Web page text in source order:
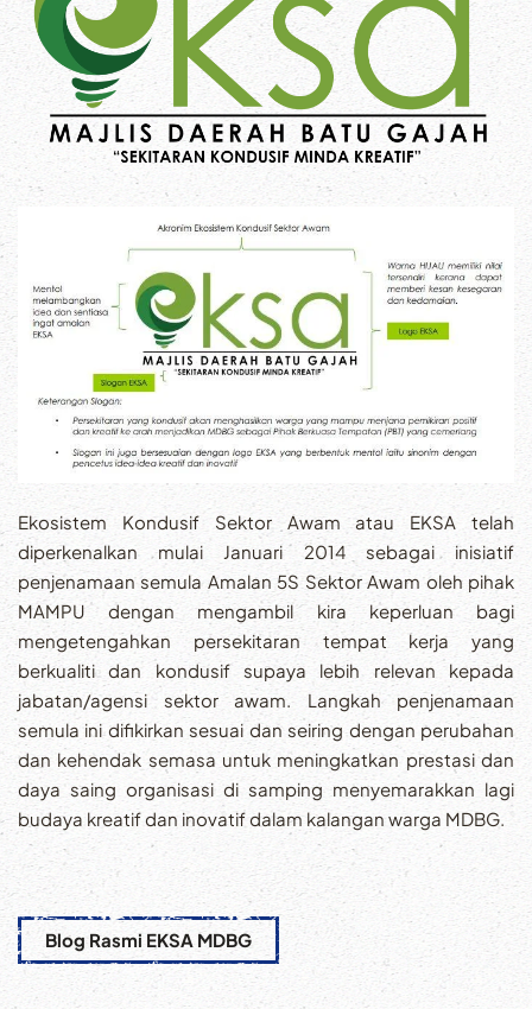
Ekosistem Kondusif Sektor Awam atau EKSA telah
diperkenalkan mulai Januari 2014 sebagai inisiatif
penjenamaan semula Amalan 5S Sektor Awam oleh pihak
MAMPU dengan mengambil kira keperluan bagi
mengetengahkan persekitaran tempat kerja yang
berkualiti dan kondusif supaya lebih relevan kepada
jabatan/agensi sektor awam. Langkah penjenamaan
semula ini difikirkan sesuai dan seiring dengan perubahan
dan kehendak semasa untuk meningkatkan prestasi dan
daya saing organisasi di samping menyemarakkan lagi
budaya kreatif dan inovatif dalam kalangan warga MDBG.
Blog Rasmi EKSA MDBG